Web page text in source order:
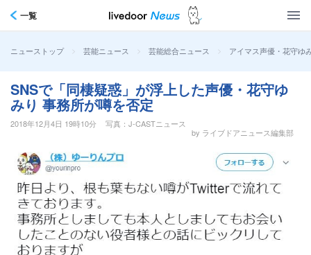
一覧
ニューストップ > 芸能ニュース > 芸能総合ニュース > アイマス声優・花守ゆ
SNSで「同棲疑惑」が浮上した声優・花守ゆ
みり 事務所が噂を否定
2018年12月4日 19時10分
写真：J-CASTニュース
by ライブドアニュース編集部